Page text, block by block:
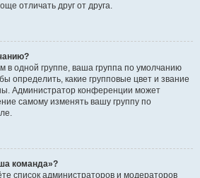
отличать друг от друга.
в одной группе, ваша группа по умолчанию
определить, какие групповые цвет и звание
Администратор конференции может
самому изменять вашу группу по
команда»?
список администраторов и модераторов